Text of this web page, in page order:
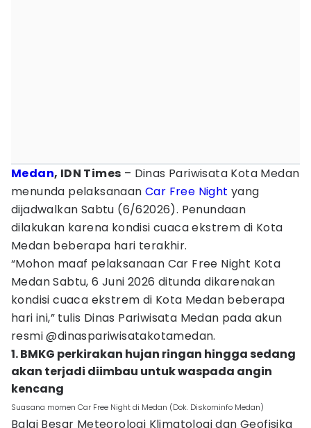
Medan, IDN Times – Dinas Pariwisata Kota Medan
menunda pelaksanaan Car Free Night yang
dijadwalkan Sabtu (6/62026). Penundaan
dilakukan karena kondisi cuaca ekstrem di Kota
Medan beberapa hari terakhir.
“Mohon maaf pelaksanaan Car Free Night Kota
Medan Sabtu, 6 Juni 2026 ditunda dikarenakan
kondisi cuaca ekstrem di Kota Medan beberapa
hari ini,” tulis Dinas Pariwisata Medan pada akun
resmi @dinaspariwisatakotamedan.
1. BMKG perkirakan hujan ringan hingga sedang
akan terjadi diimbau untuk waspada angin
kencang
Suasana momen Car Free Night di Medan (Dok. Diskominfo Medan)
Balai Besar Meteorologi Klimatologi dan Geofisika